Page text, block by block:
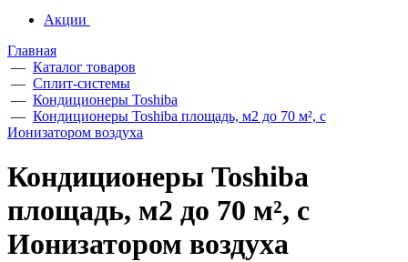
Акции
Главная
— Каталог товаров
— Сплит-системы
— Кондиционеры Toshiba
— Кондиционеры Toshiba площадь, м2 до 70 м², с
Ионизатором воздуха
Кондиционеры Toshiba
площадь, м2 до 70 м², с
Ионизатором воздуха